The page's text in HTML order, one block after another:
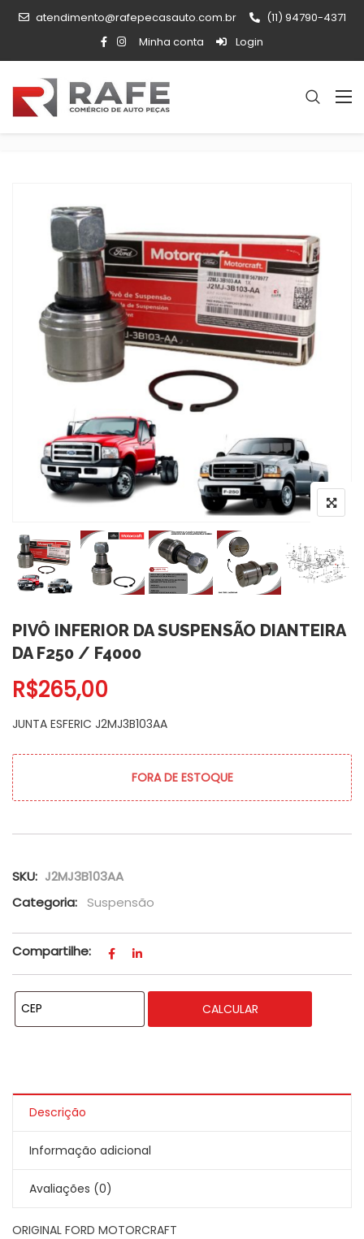
atendimento@rafepecasauto.com.br
(11) 94790-4371
Minha conta
Login
PIVÔ INFERIOR DA SUSPENSÃO DIANTEIRA
DA F250 / F4000
R$265,00
JUNTA ESFERIC J2MJ3B103AA
FORA DE ESTOQUE
SKU: J2MJ3B103AA
Categoria: Suspensão
Compartilhe:
CALCULAR
Descrição
Informação adicional
Avaliações (0)
ORIGINAL FORD MOTORCRAFT